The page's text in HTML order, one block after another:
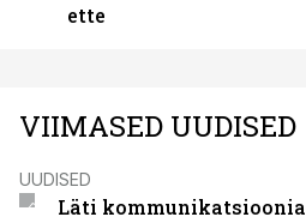
ette
VIIMASED UUDISED
UUDISED
Läti